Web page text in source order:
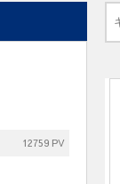
12759 PV